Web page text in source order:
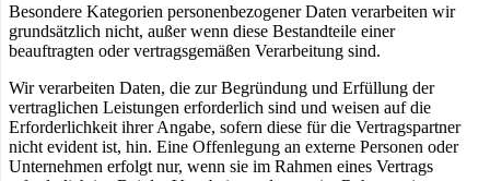
Besondere Kategorien personenbezogener Daten verarbeiten wir
grundsätzlich nicht, außer wenn diese Bestandteile einer
beauftragten oder vertragsgemäßen Verarbeitung sind.
Wir verarbeiten Daten, die zur Begründung und Erfüllung der
vertraglichen Leistungen erforderlich sind und weisen auf die
Erforderlichkeit ihrer Angabe, sofern diese für die Vertragspartner
nicht evident ist, hin. Eine Offenlegung an externe Personen oder
Unternehmen erfolgt nur, wenn sie im Rahmen eines Vertrags